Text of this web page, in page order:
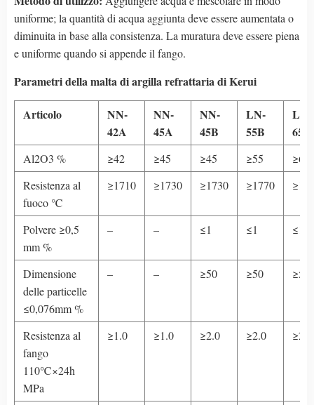
uniforme; la quantità di acqua aggiunta deve essere aumentata o
diminuita in base alla consistenza. La muratura deve essere piena
e uniforme quando si appende il fango.
Parametri della malta di argilla refrattaria di Kerui
Articolo
NN-
42A
NN-
45A
NN-
45B
LN-
55B
LN-
65B
Al2O3 % ≥42 ≥45 ≥45 ≥55
≥65
Resistenza al
fuoco ℃
≥1710 ≥1730 ≥1730 ≥1770
Polvere ≥0,5
mm %
– – ≤1 ≤1 ≤1
Dimensione
delle particelle
≤0,076mm %
– – ≥50 ≥50 ≥50
Resistenza al
fango
110℃×24h
MPa
≥1.0 ≥1.0 ≥2.0 ≥2.0 ≥2.0